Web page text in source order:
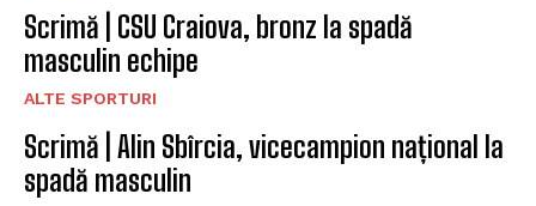
Scrimă | CSU Craiova, bronz la spadă
masculin echipe
ALTE SPORTURI
Scrimă | Alin Sbîrcia, vicecampion național la
spadă masculin